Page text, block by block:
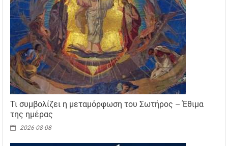
Τι συμβολίζει η μεταμόρφωση του Σωτήρος – Έθιμα
της ημέρας
2026-08-08